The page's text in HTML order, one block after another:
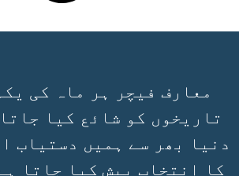
معارف فیچر ہر ماہ کی
تاریخوں کو شائع کیا
دنیا بھر سے ہمیں دستیاب
کا انتخاب پیش کیا جاتا